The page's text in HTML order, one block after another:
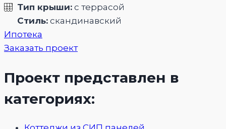
Тип крыши: с террасой
Стиль: скандинавский
Ипотека
Заказать проект
Проект представлен в
категориях: